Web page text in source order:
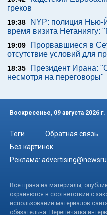
греков
19:38
NYP: полиция Нью-
время визита Нетаниягу:
19:09
Прорвавшиеся в
отсутствие условий для
18:35
Президент Ирана:
несмотря на переговоры"
Воскресенье, 09 августа 2026 г.
Теги Обратная связь
Без картинок
Реклама:
Все права на материалы,
охраняются в соответствии с
использовании материалов
обязательна. Перепечатка